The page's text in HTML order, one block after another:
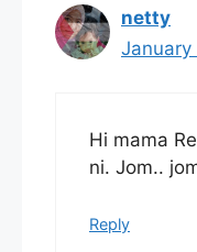
netty
January
Hi mama
ni. Jom..
Reply